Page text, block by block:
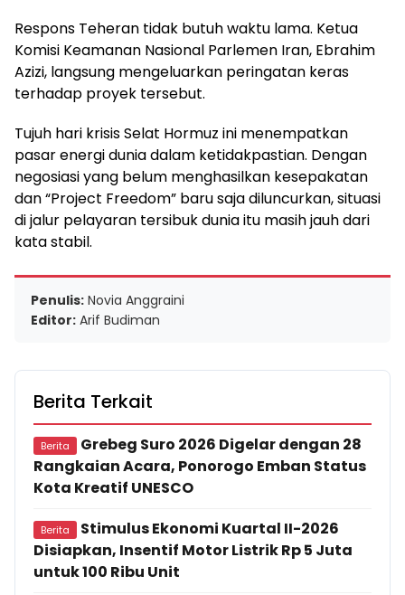
Respons Teheran tidak butuh waktu lama. Ketua
Komisi Keamanan Nasional Parlemen Iran, Ebrahim
Azizi, langsung mengeluarkan peringatan keras
terhadap proyek tersebut.
Tujuh hari krisis Selat Hormuz ini menempatkan
pasar energi dunia dalam ketidakpastian. Dengan
negosiasi yang belum menghasilkan kesepakatan
dan “Project Freedom” baru saja diluncurkan, situasi
di jalur pelayaran tersibuk dunia itu masih jauh dari
kata stabil.
Penulis: Novia Anggraini
Editor: Arif Budiman
Berita Terkait
Berita
Grebeg Suro 2026 Digelar dengan 28
Rangkaian Acara, Ponorogo Emban Status
Kota Kreatif UNESCO
Berita
Stimulus Ekonomi Kuartal II-2026
Disiapkan, Insentif Motor Listrik Rp 5 Juta
untuk 100 Ribu Unit